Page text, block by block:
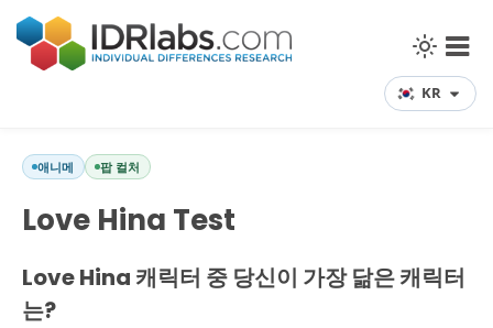
KR
애니메 팝 컬처
Love Hina Test
Love Hina 캐릭터 중 당신이 가장 닮은 캐릭터
는?